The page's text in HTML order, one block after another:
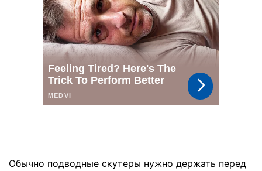
Обычно подводные скутеры нужно держать перед